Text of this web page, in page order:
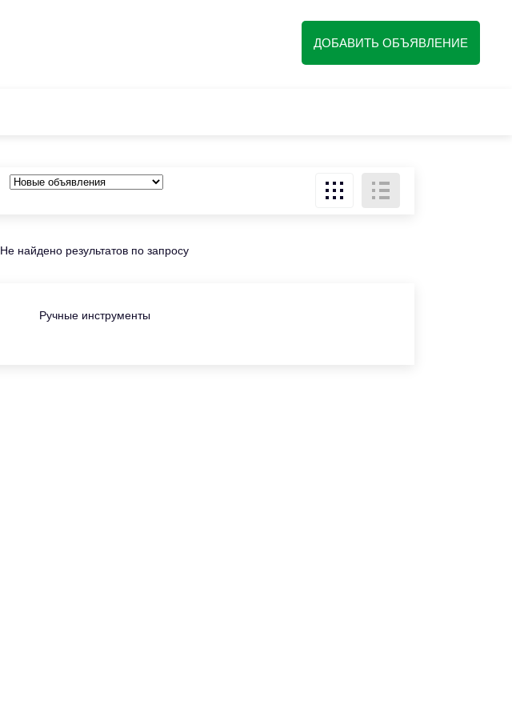
ДОБАВИТЬ ОБЪЯВЛЕНИЕ
Не найдено результатов по запросу
Ручные инструменты